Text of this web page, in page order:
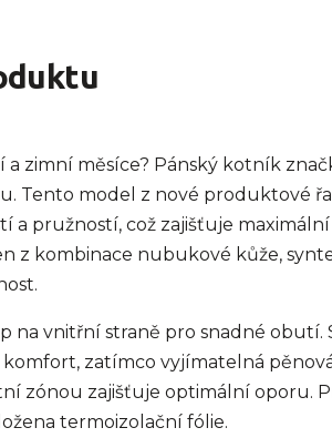
zimní měsíce? Pánský kotník
Tento model z nové produktové
a pružností, což zajišťuje maximální
z kombinace nubukové kůže,
na vnitřní straně pro snadné obutí.
zatímco vyjímatelná
zónou zajišťuje optimální oporu.
termoizolační fólie.